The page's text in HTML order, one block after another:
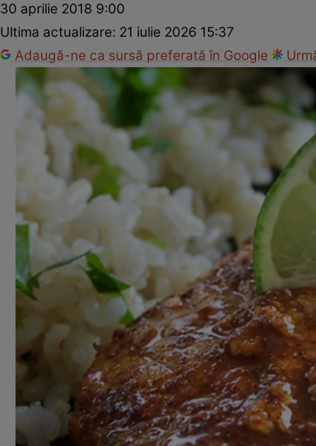
30 aprilie 2018 9:00
Ultima actualizare: 21 iulie 2026 15:37
Adaugă-ne ca sursă preferată în Google